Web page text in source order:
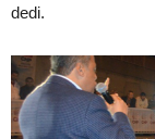
dedi.